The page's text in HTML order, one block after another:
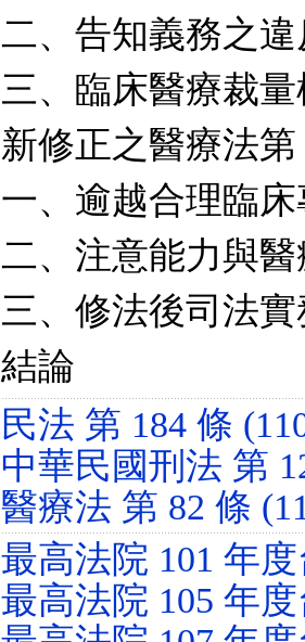
二、告知義務之
三、臨床醫療裁量
新修正之醫療法第
一、逾越合理臨
二、注意能力與
三、修法後司法
結論
民法 第 184 條
中華民國刑法 第
醫療法 第 82 條
最高法院 101 年
最高法院 105 年